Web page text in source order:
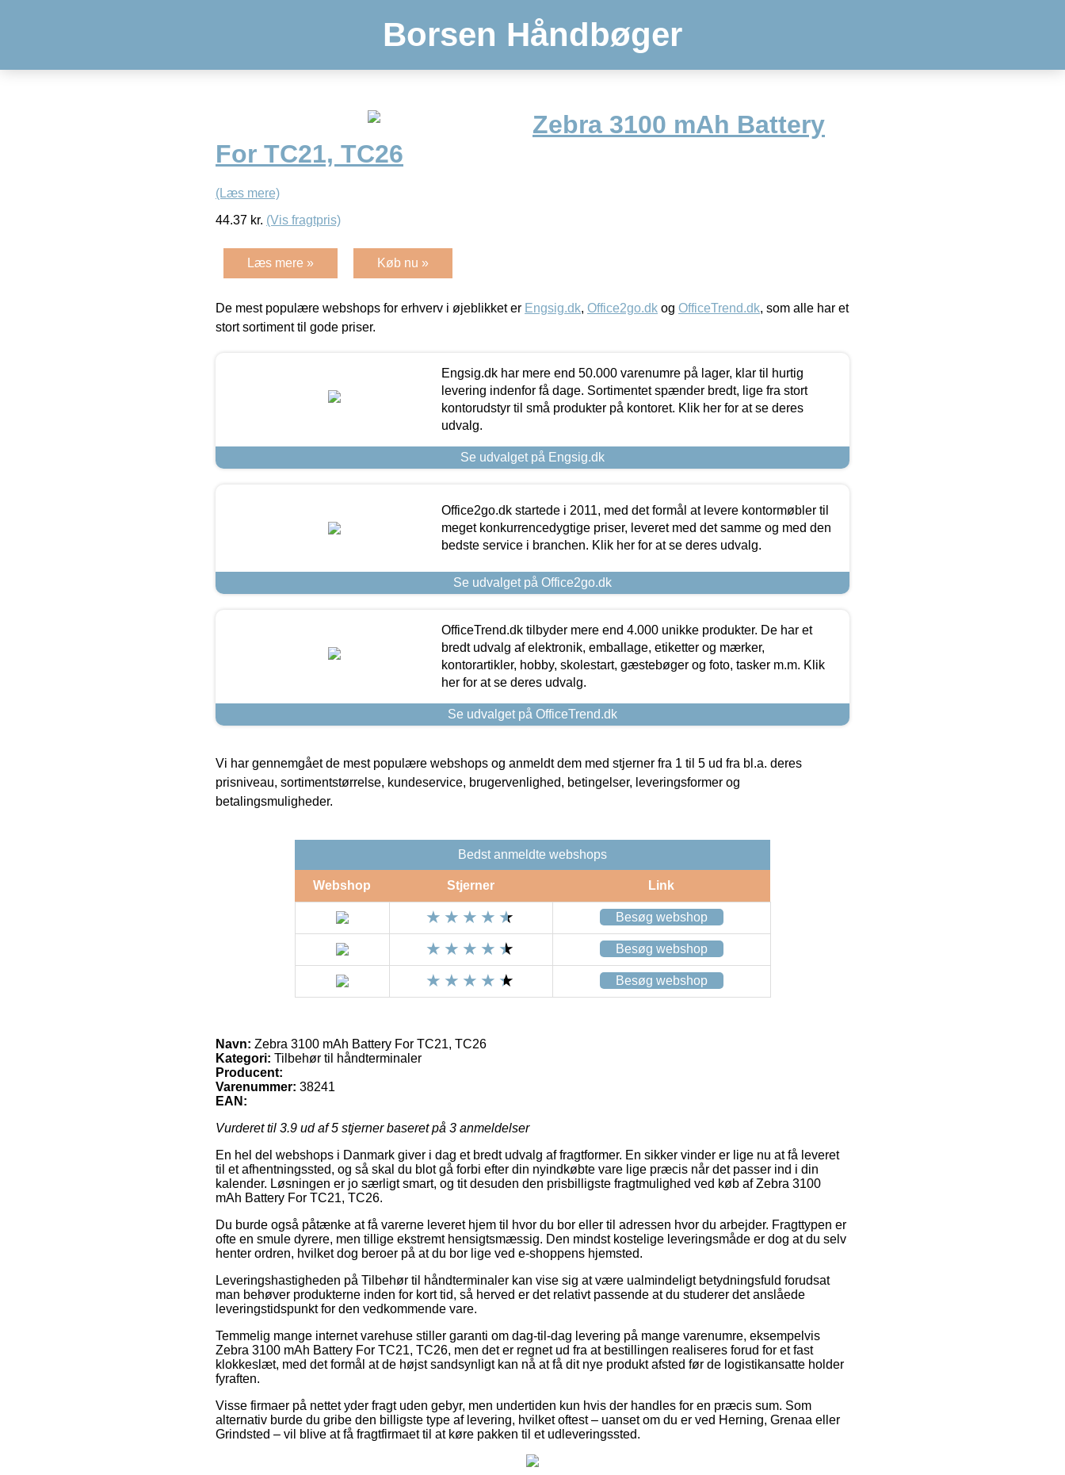
Borsen Håndbøger
Zebra 3100 mAh Battery
For TC21, TC26
(Læs mere)
44.37 kr. (Vis fragtpris)
Læs mere » Køb nu »
De mest populære webshops for erhverv i øjeblikket er Engsig.dk, Office2go.dk og OfficeTrend.dk, som alle har et
stort sortiment til gode priser.
Engsig.dk har mere end 50.000 varenumre på lager, klar til hurtig
levering indenfor få dage. Sortimentet spænder bredt, lige fra stort
kontorudstyr til små produkter på kontoret. Klik her for at se deres
udvalg.
Se udvalget på Engsig.dk
Office2go.dk startede i 2011, med det formål at levere kontormøbler til
meget konkurrencedygtige priser, leveret med det samme og med den
bedste service i branchen. Klik her for at se deres udvalg.
Se udvalget på Office2go.dk
OfficeTrend.dk tilbyder mere end 4.000 unikke produkter. De har et
bredt udvalg af elektronik, emballage, etiketter og mærker,
kontorartikler, hobby, skolestart, gæstebøger og foto, tasker m.m. Klik
her for at se deres udvalg.
Se udvalget på OfficeTrend.dk
Vi har gennemgået de mest populære webshops og anmeldt dem med stjerner fra 1 til 5 ud fra bl.a. deres
prisniveau, sortimentstørrelse, kundeservice, brugervenlighed, betingelser, leveringsformer og
betalingsmuligheder.
Bedst anmeldte webshops
Webshop Stjerner Link
Besøg webshop
Besøg webshop
Besøg webshop
Navn: Zebra 3100 mAh Battery For TC21, TC26
Kategori: Tilbehør til håndterminaler
Producent:
Varenummer: 38241
EAN:
Vurderet til 3.9 ud af 5 stjerner baseret på 3 anmeldelser
En hel del webshops i Danmark giver i dag et bredt udvalg af fragtformer. En sikker vinder er lige nu at få leveret
til et afhentningssted, og så skal du blot gå forbi efter din nyindkøbte vare lige præcis når det passer ind i din
kalender. Løsningen er jo særligt smart, og tit desuden den prisbilligste fragtmulighed ved køb af Zebra 3100
mAh Battery For TC21, TC26.
Du burde også påtænke at få varerne leveret hjem til hvor du bor eller til adressen hvor du arbejder. Fragttypen er
ofte en smule dyrere, men tillige ekstremt hensigtsmæssig. Den mindst kostelige leveringsmåde er dog at du selv
henter ordren, hvilket dog beroer på at du bor lige ved e-shoppens hjemsted.
Leveringshastigheden på Tilbehør til håndterminaler kan vise sig at være ualmindeligt betydningsfuld forudsat
man behøver produkterne inden for kort tid, så herved er det relativt passende at du studerer det anslåede
leveringstidspunkt for den vedkommende vare.
Temmelig mange internet varehuse stiller garanti om dag-til-dag levering på mange varenumre, eksempelvis
Zebra 3100 mAh Battery For TC21, TC26, men det er regnet ud fra at bestillingen realiseres forud for et fast
klokkeslæt, med det formål at de højst sandsynligt kan nå at få dit nye produkt afsted før de logistikansatte holder
fyraften.
Visse firmaer på nettet yder fragt uden gebyr, men undertiden kun hvis der handles for en præcis sum. Som
alternativ burde du gribe den billigste type af levering, hvilket oftest – uanset om du er ved Herning, Grenaa eller
Grindsted – vil blive at få fragtfirmaet til at køre pakken til et udleveringssted.